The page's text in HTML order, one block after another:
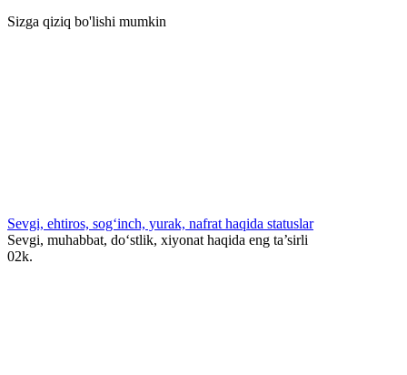
Sizga qiziq bo'lishi mumkin
Sevgi, ehtiros, sog‘inch, yurak, nafrat haqida statuslar
Sevgi, muhabbat, do‘stlik, xiyonat haqida eng ta’sirli
02k.